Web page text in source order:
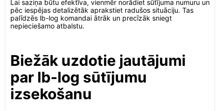
Lai saziņa būtu efektīva, vienmēr norādiet sūtījuma numuru un
pēc iespējas detalizētāk aprakstiet radušos situāciju. Tas
palīdzēs lb-log komandai ātrāk un precīzāk sniegt
nepieciešamo atbalstu.
Biežāk uzdotie jautājumi
par lb-log sūtījumu
izsekošanu